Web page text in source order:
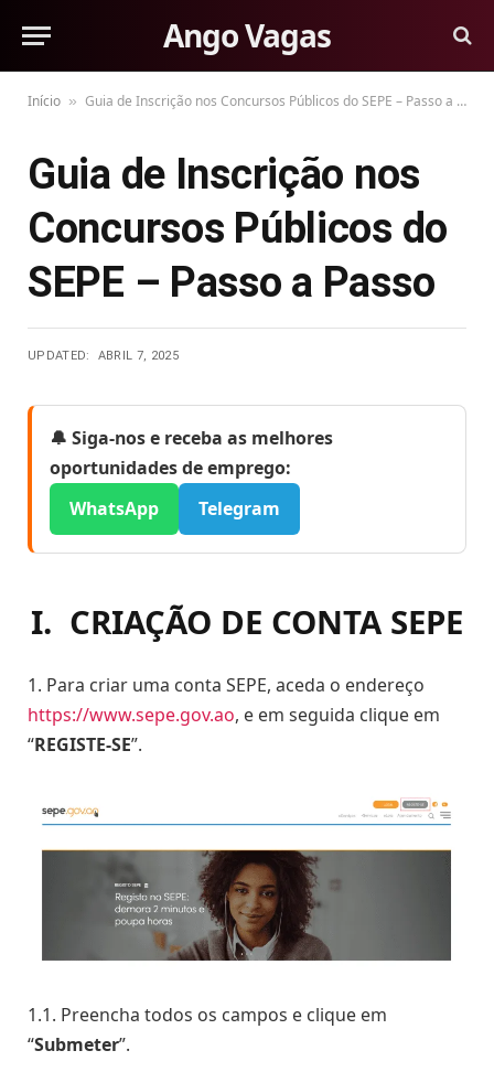
Ango Vagas
Início » Guia de Inscrição nos Concursos Públicos do SEPE – Passo a Passo
Guia de Inscrição nos
Concursos Públicos do
SEPE – Passo a Passo
UPDATED: ABRIL 7, 2025
🔔 Siga-nos e receba as melhores
oportunidades de emprego:
WhatsApp
Telegram
I. CRIAÇÃO DE CONTA SEPE
1. Para criar uma conta SEPE, aceda o endereço
https://www.sepe.gov.ao, e em seguida clique em
“REGISTE-SE”.
1.1. Preencha todos os campos e clique em
“Submeter”.